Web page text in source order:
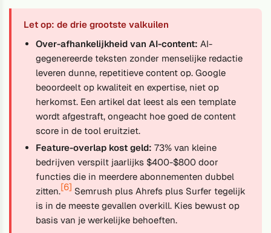
Let op: de drie grootste valkuilen
Over-afhankelijkheid van AI-content: AI-
gegenereerde teksten zonder menselijke redactie
leveren dunne, repetitieve content op. Google
beoordeelt op kwaliteit en expertise, niet op
herkomst. Een artikel dat leest als een template
wordt afgestraft, ongeacht hoe goed de content
score in de tool eruitziet.
Feature-overlap kost geld: 73% van kleine
bedrijven verspilt jaarlijks $400-$800 door
functies die in meerdere abonnementen dubbel
zitten.[6] Semrush plus Ahrefs plus Surfer tegelijk
is in de meeste gevallen overkill. Kies bewust op
basis van je werkelijke behoeften.